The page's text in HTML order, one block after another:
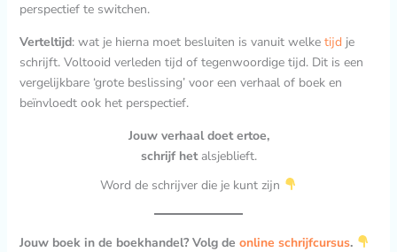
perspectief te switchen.
Verteltijd: wat je hierna moet besluiten is vanuit welke tijd je
schrijft. Voltooid verleden tijd of tegenwoordige tijd. Dit is een
vergelijkbare ‘grote beslissing’ voor een verhaal of boek en
beïnvloedt ook het perspectief.
Jouw verhaal doet ertoe,
schrijf hetalsjeblieft.
Word de schrijver die je kunt zijn
Jouw boek in de boekhandel? Volg de online schrijfcursus.